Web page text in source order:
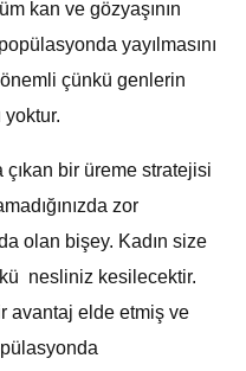
kan ve gözyaşının
yayılmasını
önemli çünkü genlerin
yoktur.
bir üreme stratejisi
zor
olan bişey. Kadın size
nesliniz kesilecektir.
avantaj elde etmiş ve